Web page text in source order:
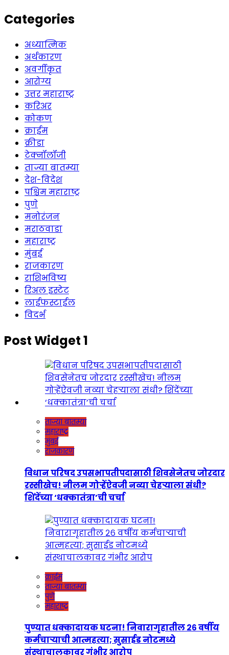
Categories
अध्यात्मिक
अर्थकारण
अवर्गीकृत
आरोग्य
उत्तर महाराष्ट्र
करिअर
कोकण
क्राईम
क्रीडा
टेक्नॉलॉजी
ताज्या बातम्या
देश-विदेश
पश्चिम महाराष्ट्र
पुणे
मनोरंजन
मराठवाडा
महाराष्ट्र
मुंबई
राजकारण
राशिभविष्य
रिअल इस्टेट
लाईफस्टाईल
विदर्भ
Post Widget 1
ताज्या बातम्या
महाराष्ट्र
मुंबई
राजकारण
विधान परिषद उपसभापतीपदासाठी शिवसेनेतच जोरदार
रस्सीखेच! नीलम गोऱ्हेंऐवजी नव्या चेहऱ्याला संधी?
शिंदेंच्या ‘धक्कातंत्रा’ची चर्चा
क्राईम
ताज्या बातम्या
पुणे
महाराष्ट्र
पुण्यात धक्कादायक घटना! निवारागृहातील २६ वर्षीय
कर्मचाऱ्याची आत्महत्या; सुसाईड नोटमध्ये
संस्थाचालकावर गंभीर आरोप